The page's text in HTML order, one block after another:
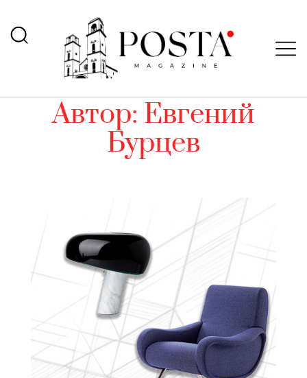
Автор: Евгений
Бурцев